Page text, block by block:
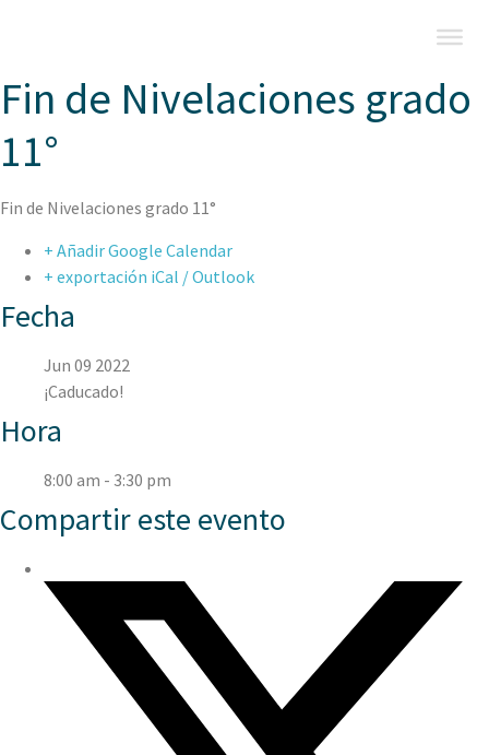
Fin de Nivelaciones grado
11°
Fin de Nivelaciones grado 11°
+ Añadir Google Calendar
+ exportación iCal / Outlook
Fecha
Jun 09 2022
¡Caducado!
Hora
8:00 am - 3:30 pm
Compartir este evento